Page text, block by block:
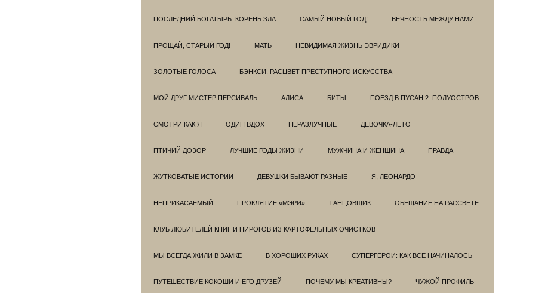
ПОСЛЕДНИЙ БОГАТЫРЬ: КОРЕНЬ ЗЛА САМЫЙ НОВЫЙ ГОД! ВЕЧНОСТЬ МЕЖДУ НАМИ
ПРОЩАЙ, СТАРЫЙ ГОД! МАТЬ НЕВИДИМАЯ ЖИЗНЬ ЭВРИДИКИ
ЗОЛОТЫЕ ГОЛОСА БЭНКСИ. РАСЦВЕТ ПРЕСТУПНОГО ИСКУССТВА
МОЙ ДРУГ МИСТЕР ПЕРСИВАЛЬ АЛИСА БИТЫ ПОЕЗД В ПУСАН 2: ПОЛУОСТРОВ
СМОТРИ КАК Я ОДИН ВДОХ НЕРАЗЛУЧНЫЕ ДЕВОЧКА-ЛЕТО
ПТИЧИЙ ДОЗОР ЛУЧШИЕ ГОДЫ ЖИЗНИ МУЖЧИНА И ЖЕНЩИНА ПРАВДА
ЖУТКОВАТЫЕ ИСТОРИИ ДЕВУШКИ БЫВАЮТ РАЗНЫЕ Я, ЛЕОНАРДО
НЕПРИКАСАЕМЫЙ ПРОКЛЯТИЕ «МЭРИ» ТАНЦОВЩИК ОБЕЩАНИЕ НА РАССВЕТЕ
КЛУБ ЛЮБИТЕЛЕЙ КНИГ И ПИРОГОВ ИЗ КАРТОФЕЛЬНЫХ ОЧИСТКОВ
МЫ ВСЕГДА ЖИЛИ В ЗАМКЕ В ХОРОШИХ РУКАХ СУПЕРГЕРОИ: КАК ВСЁ НАЧИНАЛОСЬ
ПУТЕШЕСТВИЕ КОКОШИ И ЕГО ДРУЗЕЙ ПОЧЕМУ МЫ КРЕАТИВНЫ? ЧУЖОЙ ПРОФИЛЬ